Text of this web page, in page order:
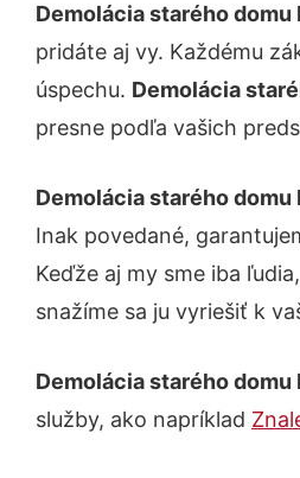
Demolácia starého domu
pridáte aj vy. Každému
úspechu. Demolácia
presne podľa vašich
Demolácia starého domu
Inak povedané,
Keďže aj my sme iba
snažíme sa ju vyriešiť k
Demolácia starého domu
služby, ako napríklad